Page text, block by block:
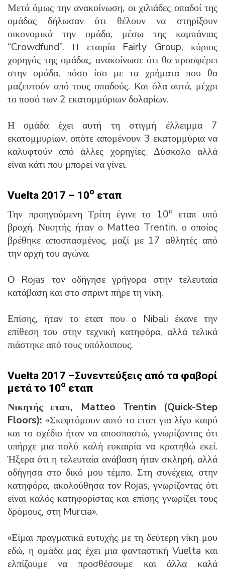
Μετά όμως την ανακοίνωση, οι χιλιάδες οπαδοί της
ομάδας δήλωσαν ότι θέλουν να στηρίξουν
οικονομικά την ομάδα, μέσω της καμπάνιας
“Crowdfund”. Η εταιρία Fairly Group, κύριος
χορηγός της ομάδας, ανακοίνωσε ότι θα προσφέρει
στην ομάδα, πόσο ίσο με τα χρήματα που θα
μαζευτούν από τους οπαδούς. Και όλα αυτά, μέχρι
το ποσό των 2 εκατομμύριων δολαρίων.
Η ομάδα έχει αυτή τη στιγμή έλλειμμα 7
εκατομμυρίων, οπότε απομένουν 3 εκατομμύρια να
καλυφτούν από άλλες χορηγίες. Δύσκολο αλλά
είναι κάτι που μπορεί να γίνει.
Vuelta 2017 – 10ο εταπ
Την προηγούμενη Τρίτη έγινε το 10ο εταπ υπό
βροχή. Νικητής ήταν ο Matteo Trentin, ο οποίος
βρέθηκε αποσπασμένος, μαζί με 17 αθλητές από
την αρχή του αγώνα.
Ο Rojas τον οδήγησε γρήγορα στην τελευταία
κατάβαση και στο σπριντ πήρε τη νίκη.
Επίσης, ήταν το εταπ που ο Nibali έκανε την
επίθεση του στην τεχνική κατηφόρα, αλλά τελικά
πιάστηκε από τους υπόλοιπους.
Vuelta 2017 –Συνεντεύξεις από τα φαβορί
μετά το 10ο εταπ
Νικητής εταπ, Matteo Trentin (Quick-Step
Floors): «Σκεφτόμουν αυτό το εταπ για λίγο καιρό
και το σχέδιο ήταν να αποσπαστώ, γνωρίζοντας ότι
υπήρχε μια πολύ καλή ευκαιρία να κρατηθώ εκεί.
Ήξερα ότι η τελευταία ανάβαση ήταν σκληρή, αλλά
οδήγησα στο δικό μου τέμπο. Στη συνέχεια, στην
κατηφόρα, ακολούθησα τον Rojas, γνωρίζοντας ότι
είναι καλός κατηφορίστας και επίσης γνωρίζει τους
δρόμους, στη Murcia».
«Είμαι πραγματικά ευτυχής με τη δεύτερη νίκη μου
εδώ, η ομάδα μας έχει μια φανταστική Vuelta και
ελπίζουμε να προσθέσουμε και άλλα καλά